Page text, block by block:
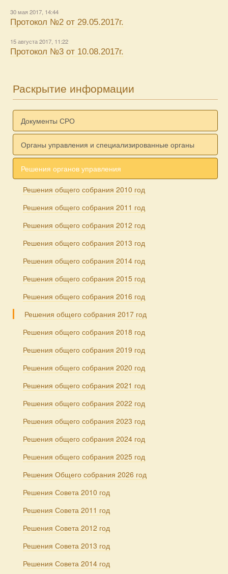
30 мая 2017, 14:44
Протокол №2 от 29.05.2017г.
15 августа 2017, 11:22
Протокол №3 от 10.08.2017г.
Раскрытие информации
Документы СРО
Органы управления и специализированные органы
Решения органов управления
Решения общего собрания 2010 год
Решения общего собрания 2011 год
Решения общего собрания 2012 год
Решения общего собрания 2013 год
Решения общего собрания 2014 год
Решения общего собрания 2015 год
Решения общего собрания 2016 год
Решения общего собрания 2017 год
Решения общего собрания 2018 год
Решения общего собрания 2019 год
Решения общего собрания 2020 год
Решения общего собрания 2021 год
Решения общего собрания 2022 год
Решения общего собрания 2023 год
Решения общего собрания 2024 год
Решения общего собрания 2025 год
Решения Общего собрания 2026 год
Решения Совета 2010 год
Решения Совета 2011 год
Решения Совета 2012 год
Решения Совета 2013 год
Решения Совета 2014 год